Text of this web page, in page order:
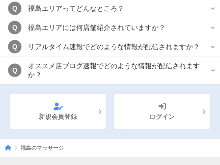
専用駐車場あり
日本人スタッフのみ 女性スタッフのみ
スタッフ指名可 Ｗセラピスト
駅から徒歩5分以内
Q 福島エリアってどんなところ？
Q 福島エリアには何店舗紹介されていますか？
Q リアルタイム速報でどのような情報が配信されますか？
Q
オススメ店ブログ速報でどのような情報が配信されます
か？
新規会員登録 ログイン
福島のマッサージ